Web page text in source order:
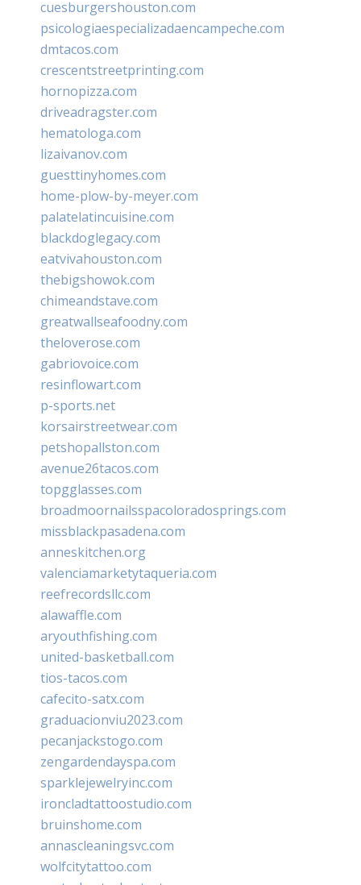
cuesburgershouston.com
psicologiaespecializadaencampeche.com
dmtacos.com
crescentstreetprinting.com
hornopizza.com
driveadragster.com
hematologa.com
lizaivanov.com
guesttinyhomes.com
home-plow-by-meyer.com
palatelatincuisine.com
blackdoglegacy.com
eatvivahouston.com
thebigshowok.com
chimeandstave.com
greatwallseafoodny.com
theloverose.com
gabriovoice.com
resinflowart.com
p-sports.net
korsairstreetwear.com
petshopallston.com
avenue26tacos.com
topgglasses.com
broadmoornailsspacoloradosprings.com
missblackpasadena.com
anneskitchen.org
valenciamarketytaqueria.com
reefrecordsllc.com
alawaffle.com
aryouthfishing.com
united-basketball.com
tios-tacos.com
cafecito-satx.com
graduacionviu2023.com
pecanjackstogo.com
zengardendayspa.com
sparklejewelryinc.com
ironcladtattoostudio.com
bruinshome.com
annascleaningsvc.com
wolfcitytattoo.com